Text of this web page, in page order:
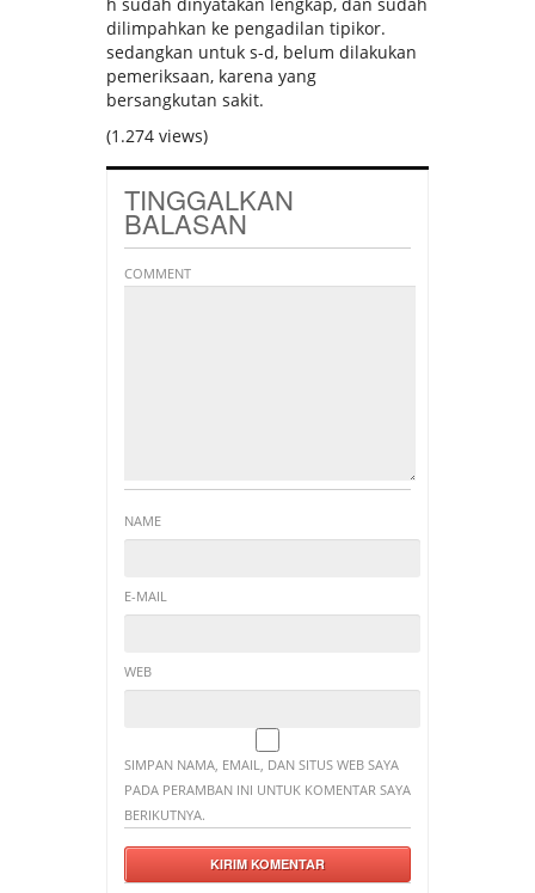
dilimpahkan ke pengadilan tipikor.
sedangkan untuk s-d, belum dilakukan
pemeriksaan, karena yang
bersangkutan sakit.
(1.274 views)
TINGGALKAN
BALASAN
COMMENT
NAME
E-MAIL
WEB
SIMPAN NAMA, EMAIL, DAN SITUS WEB SAYA
PADA PERAMBAN INI UNTUK KOMENTAR SAYA
BERIKUTNYA.